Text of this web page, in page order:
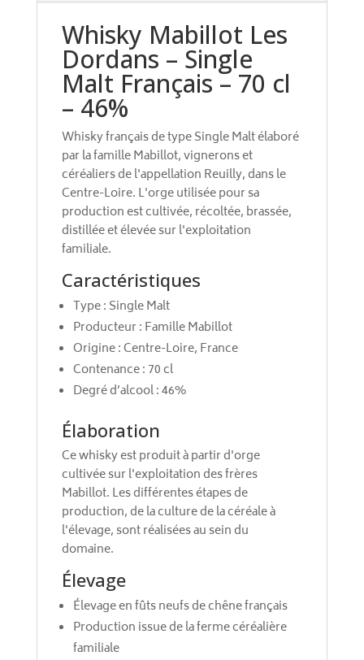
Whisky Mabillot Les
Dordans – Single
Malt Français – 70 cl
– 46%
Whisky français de type Single Malt élaboré
par la famille Mabillot, vignerons et
céréaliers de l'appellation Reuilly, dans le
Centre-Loire. L'orge utilisée pour sa
production est cultivée, récoltée, brassée,
distillée et élevée sur l'exploitation
familiale.
Caractéristiques
Type : Single Malt
Producteur : Famille Mabillot
Origine : Centre-Loire, France
Contenance : 70 cl
Degré d’alcool : 46%
Élaboration
Ce whisky est produit à partir d'orge
cultivée sur l'exploitation des frères
Mabillot. Les différentes étapes de
production, de la culture de la céréale à
l'élevage, sont réalisées au sein du
domaine.
Élevage
Élevage en fûts neufs de chêne français
Production issue de la ferme céréalière
familiale